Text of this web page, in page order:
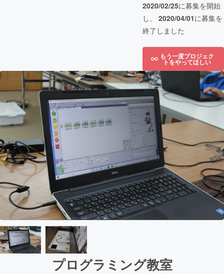
2020/02/25に募集を開始
し、 2020/04/01に募集を
終了しました
もう一度プロジェク
トをやってほしい
プログラミング教室